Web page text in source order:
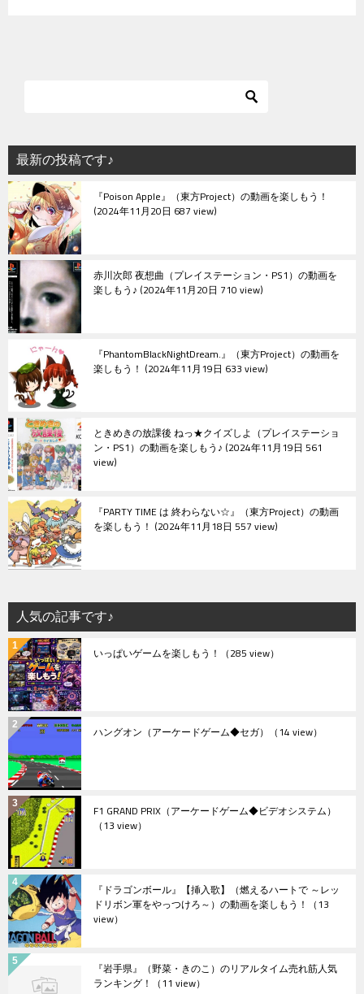
最新の投稿です♪
『Poison Apple』（東方Project）の動画を楽しもう！
2024年11月20日 687 view
赤川次郎 夜想曲（プレイステーション・PS1）の動画を
楽しもう♪ 2024年11月20日 710 view
『PhantomBlackNightDream.』（東方Project）の動画を
楽しもう！ 2024年11月19日 633 view
ときめきの放課後 ねっ★クイズしよ（プレイステーショ
ン・PS1）の動画を楽しもう♪ 2024年11月19日 561
view
『PARTY TIME は 終わらない☆』（東方Project）の動画
を楽しもう！ 2024年11月18日 557 view
人気の記事です♪
いっぱいゲームを楽しもう！ （285 view）
ハングオン（アーケードゲーム◆セガ） （14 view）
F1 GRAND PRIX（アーケードゲーム◆ビデオシステム）
（13 view）
『ドラゴンボール』【挿入歌】（燃えるハートで ～レッ
ドリボン軍をやっつけろ～）の動画を楽しもう！ （13
view）
『岩手県』（野菜・きのこ）のリアルタイム売れ筋人気
ランキング！ （11 view）